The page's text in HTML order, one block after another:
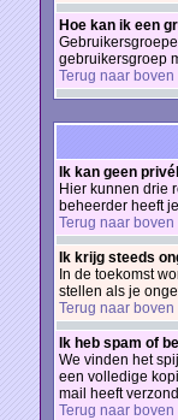
Hoe kan ik een
gebruikersgroep
Terug naar boven
Ik kan geen
Hier kunnen drie
beheerder heeft
Terug naar boven
Ik krijg steeds
In de toekomst
stellen als je
Terug naar boven
Ik heb spam of
We vinden het
een volledige
mail heeft
Terug naar boven